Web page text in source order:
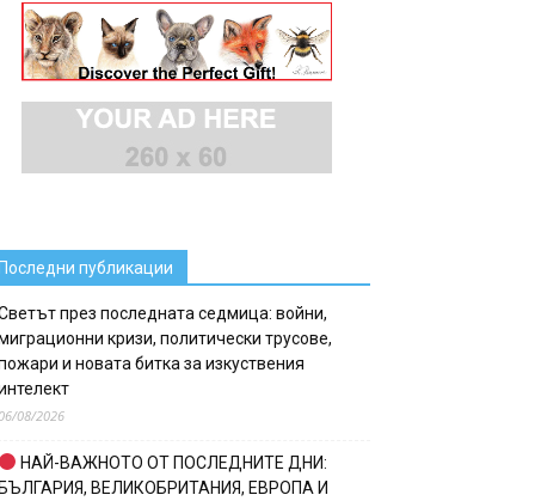
публикации
през последната седмица: войни,
кризи, политически трусове,
и новата битка за изкуствения
08/2026
НАЙ-ВАЖНОТО ОТ ПОСЛЕДНИТЕ ДНИ:
ВЕЛИКОБРИТАНИЯ, ЕВРОПА И